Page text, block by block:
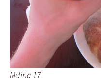
Mdina 17